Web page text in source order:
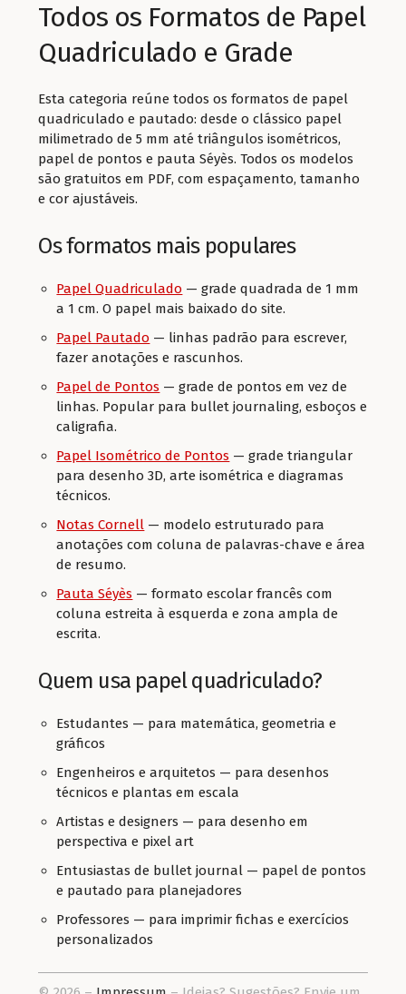
Todos os Formatos de Papel
Quadriculado e Grade
Esta categoria reúne todos os formatos de papel
quadriculado e pautado: desde o clássico papel
milimetrado de 5 mm até triângulos isométricos,
papel de pontos e pauta Séyès. Todos os modelos
são gratuitos em PDF, com espaçamento, tamanho
e cor ajustáveis.
Os formatos mais populares
Papel Quadriculado — grade quadrada de 1 mm
a 1 cm. O papel mais baixado do site.
Papel Pautado — linhas padrão para escrever,
fazer anotações e rascunhos.
Papel de Pontos — grade de pontos em vez de
linhas. Popular para bullet journaling, esboços e
caligrafia.
Papel Isométrico de Pontos — grade triangular
para desenho 3D, arte isométrica e diagramas
técnicos.
Notas Cornell — modelo estruturado para
anotações com coluna de palavras-chave e área
de resumo.
Pauta Séyès — formato escolar francês com
coluna estreita à esquerda e zona ampla de
escrita.
Quem usa papel quadriculado?
Estudantes — para matemática, geometria e
gráficos
Engenheiros e arquitetos — para desenhos
técnicos e plantas em escala
Artistas e designers — para desenho em
perspectiva e pixel art
Entusiastas de bullet journal — papel de pontos
e pautado para planejadores
Professores — para imprimir fichas e exercícios
personalizados